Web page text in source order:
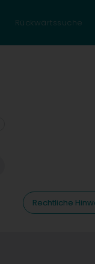
Rückwärtssuche
Rechtliche